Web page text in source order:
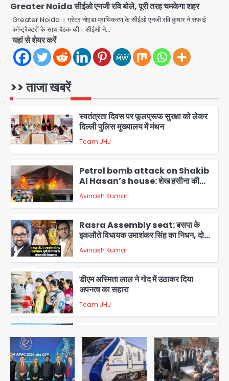
Greater Noida सीईओ एनजी रवि बोले, पूरी तरह चमकेगा शहर
Greater Noida । ग्रेटर नोएडा प्राधिकरण के सीईओ एनजी रवि कुमार ने सफाई
कॉन्ट्रैक्टरों के साथ बैठक की। सीईओ ने…
यहां से शेयर करें
>> ताजा खबरें
5
डीएम अस्मिता लाल ने गोद में उठाकर दिया
अपनत्व का सहारा
Team JHJ
1
आॅपरेशन विस्टा 1.0: वीजा शर्तों का उल्लंघन
2
स्वतंत्रता दिवस पर फूलप्रूफ सुरक्षा को लेकर
दिल्ली पुलिस मुख्यालय में मंथन
Team JHJ
3
Petrol bomb attack on Shakib
Al Hasan’s house: शेख हसीना की
वर्चुअल प्रेस कॉन्फ्रेंस में जुड़ने पर भड़का
गुस्सा, शाकिब अल हसन के मगुरा स्थित घर पर
पेट्रोल बम से हमला
Avinash Kumar
4
Rasra Assembly seat: बसपा के
इकलौते विधायक उमाशंकर सिंह का निधन, दो
साल से कैंसर से जूझ रहे थे
Avinash Kumar
5
डीएम अस्मिता लाल ने गोद में उठाकर दिया
अपनत्व का सहारा
Team JHJ
1
करने वाले 11 बांग्लादेशी नागरिक सेंट्रल जिला
पुलिस के हत्थे चढ़े
Team JHJ